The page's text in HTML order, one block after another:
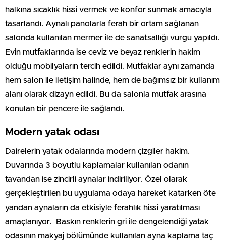
halkına sıcaklık hissi vermek ve konfor sunmak amacıyla
tasarlandı. Aynalı panolarla ferah bir ortam sağlanan
salonda kullanılan mermer ile de sanatsallığı vurgu yapıldı.
Evin mutfaklarında ise ceviz ve beyaz renklerin hakim
olduğu mobilyaların tercih edildi. Mutfaklar aynı zamanda
hem salon ile iletişim halinde, hem de bağımsız bir kullanım
alanı olarak dizayn edildi. Bu da salonla mutfak arasına
konulan bir pencere ile sağlandı.
Modern yatak odası
Dairelerin yatak odalarında modern çizgiler hakim.
Duvarında 3 boyutlu kaplamalar kullanılan odanın
tavandan ise zincirli aynalar indiriliyor. Özel olarak
gerçekleştirilen bu uygulama odaya hareket katarken öte
yandan aynaların da etkisiyle ferahlık hissi yaratılması
amaçlanıyor. Baskın renklerin gri ile dengelendiği yatak
odasının makyaj bölümünde kullanılan ayna kaplama taç